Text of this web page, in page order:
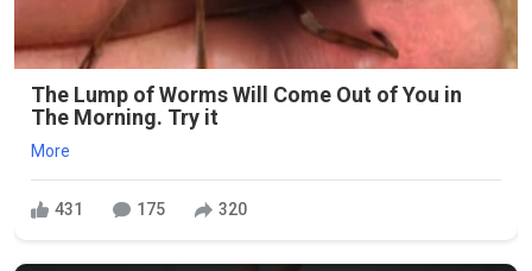
The Lump of Worms Will Come Out of You in
The Morning. Try it
More
431 175 320